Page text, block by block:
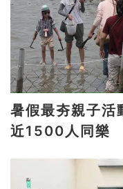
暑假最夯親子活
近1500人同樂